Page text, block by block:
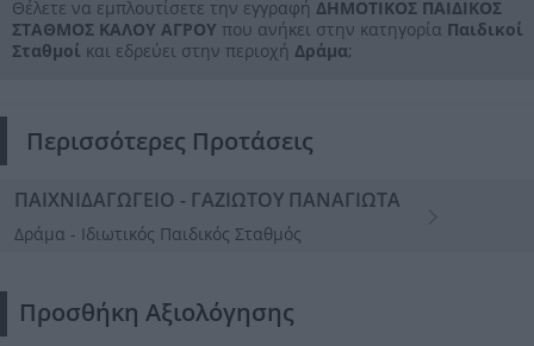
Προς: ΔΗΜΟΤΙΚΟΣ ΠΑΙΔΙΚΟΣ ΣΤΑΘΜΟΣ ΚΑΛΟΥ ΑΓΡΟΥ
Θέλετε να εμπλουτίσετε την εγγραφή ΔΗΜΟΤΙΚΟΣ ΠΑΙΔΙΚΟΣ
ΣΤΑΘΜΟΣ ΚΑΛΟΥ ΑΓΡΟΥ που ανήκει στην κατηγορία Παιδικοί
Σταθμοί και εδρεύει στην περιοχή Δράμα;
Περισσότερες Προτάσεις
ΠΑΙΧΝΙΔΑΓΩΓΕΙΟ - ΓΑΖΙΩΤΟΥ ΠΑΝΑΓΙΩΤΑ
Δράμα - Ιδιωτικός Παιδικός Σταθμός
Προσθήκη Αξιολόγησης